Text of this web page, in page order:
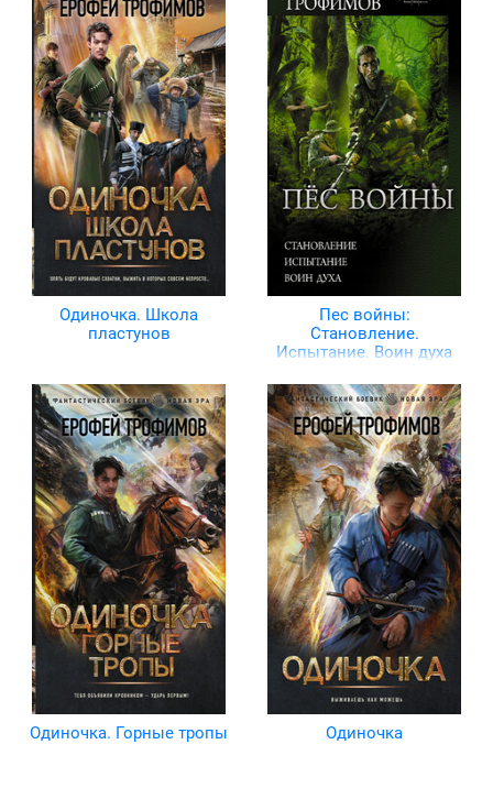
Одиночка. Школа
пластунов
Пес войны:
Становление.
Испытание. Воин духа
Одиночка. Горные тропы Одиночка